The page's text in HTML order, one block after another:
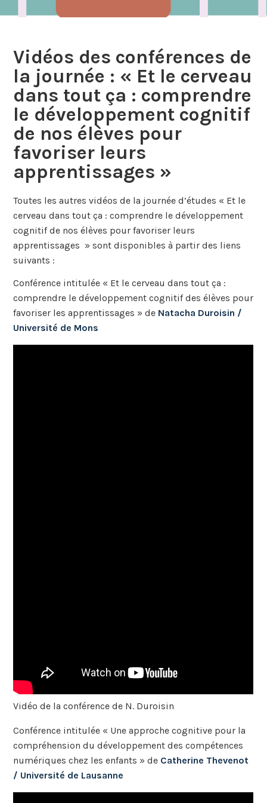
Vidéos des conférences de
la journée : « Et le cerveau
dans tout ça : comprendre
le développement cognitif
de nos élèves pour
favoriser leurs
apprentissages »
Toutes les autres vidéos de la journée d’études « Et le
cerveau dans tout ça : comprendre le développement
cognitif de nos élèves pour favoriser leurs
apprentissages » sont disponibles à partir des liens
suivants :
Conférence intitulée « Et le cerveau dans tout ça :
comprendre le développement cognitif des élèves pour
favoriser les apprentissages » de Natacha Duroisin /
Université de Mons
Vidéo de la conférence de N. Duroisin
Conférence intitulée « Une approche cognitive pour la
compréhension du développement des compétences
numériques chez les enfants » de Catherine Thevenot
/ Université de Lausanne